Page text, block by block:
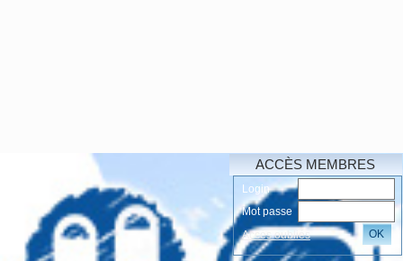
ACCÈS MEMBRES
Login
Mot passe
Accés oubliés
OK